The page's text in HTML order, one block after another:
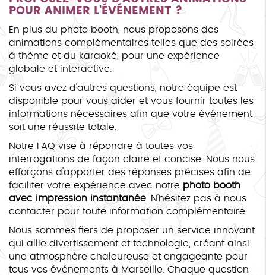
POUR ANIMER L'ÉVÉNEMENT ?
En plus du photo booth, nous proposons des
animations complémentaires telles que des soirées
à thème et du karaoké, pour une expérience
globale et interactive.
Si vous avez d'autres questions, notre équipe est
disponible pour vous aider et vous fournir toutes les
informations nécessaires afin que votre événement
soit une réussite totale.
Notre FAQ vise à répondre à toutes vos
interrogations de façon claire et concise. Nous nous
efforçons d'apporter des réponses précises afin de
faciliter votre expérience avec notre photo booth
avec impression instantanée . N'hésitez pas à nous
contacter pour toute information complémentaire.
Nous sommes fiers de proposer un service innovant
qui allie divertissement et technologie, créant ainsi
une atmosphère chaleureuse et engageante pour
tous vos événements à Marseille. Chaque question